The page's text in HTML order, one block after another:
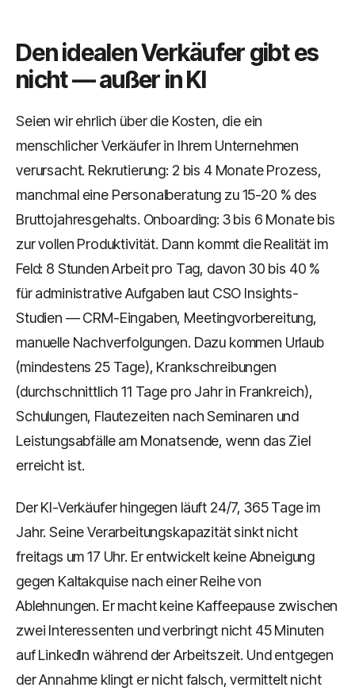
Den idealen Verkäufer gibt es
nicht — außer in KI
Seien wir ehrlich über die Kosten, die ein
menschlicher Verkäufer in Ihrem Unternehmen
verursacht. Rekrutierung: 2 bis 4 Monate Prozess,
manchmal eine Personalberatung zu 15-20 % des
Bruttojahresgehalts. Onboarding: 3 bis 6 Monate bis
zur vollen Produktivität. Dann kommt die Realität im
Feld: 8 Stunden Arbeit pro Tag, davon 30 bis 40 %
für administrative Aufgaben laut CSO Insights-
Studien — CRM-Eingaben, Meetingvorbereitung,
manuelle Nachverfolgungen. Dazu kommen Urlaub
(mindestens 25 Tage), Krankschreibungen
(durchschnittlich 11 Tage pro Jahr in Frankreich),
Schulungen, Flautezeiten nach Seminaren und
Leistungsabfälle am Monatsende, wenn das Ziel
erreicht ist.
Der KI-Verkäufer hingegen läuft 24/7, 365 Tage im
Jahr. Seine Verarbeitungskapazität sinkt nicht
freitags um 17 Uhr. Er entwickelt keine Abneigung
gegen Kaltakquise nach einer Reihe von
Ablehnungen. Er macht keine Kaffeepause zwischen
zwei Interessenten und verbringt nicht 45 Minuten
auf LinkedIn während der Arbeitszeit. Und entgegen
der Annahme klingt er nicht falsch, vermittelt nicht